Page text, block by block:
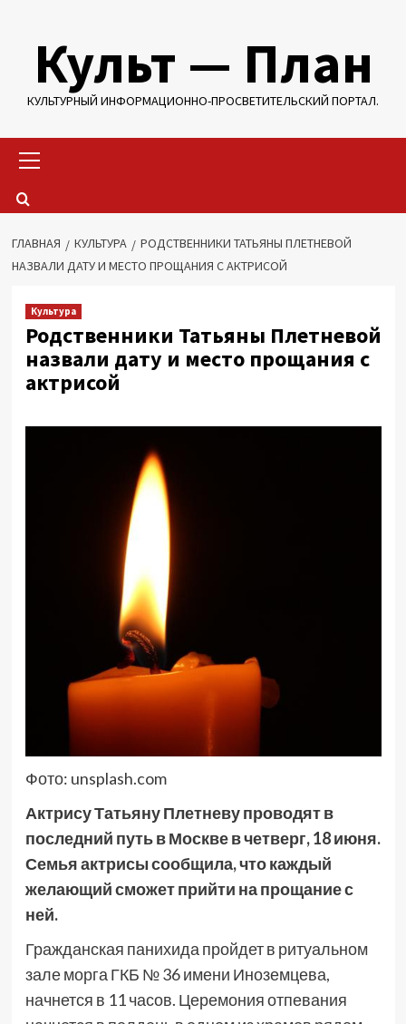
содержимому
Культ — План
КУЛЬТУРНЫЙ ИНФОРМАЦИОННО-ПРОСВЕТИТЕЛЬСКИЙ ПОРТАЛ.
меню
ГЛАВНАЯ КУЛЬТУРА
РОДСТВЕННИКИ ТАТЬЯНЫ ПЛЕТНЕВОЙ
НАЗВАЛИ ДАТУ И МЕСТО ПРОЩАНИЯ С АКТРИСОЙ
Культура
Родственники Татьяны Плетневой
назвали дату и место прощания с
актрисой
Фото: unsplash.com
Актрису Татьяну Плетневу проводят в
последний путь в Москве в четверг, 18 июня.
Семья актрисы сообщила, что каждый
желающий сможет прийти на прощание с
ней.
Гражданская панихида пройдет в ритуальном
зале морга ГКБ № 36 имени Иноземцева,
начнется в 11 часов. Церемония отпевания